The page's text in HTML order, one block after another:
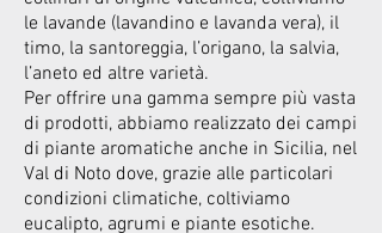
le lavande (lavandino e lavanda vera), il
timo, la santoreggia, l’origano, la salvia,
l’aneto ed altre varietà.
Per offrire una gamma sempre più vasta
di prodotti, abbiamo realizzato dei campi
di piante aromatiche anche in Sicilia, nel
Val di Noto dove, grazie alle particolari
condizioni climatiche, coltiviamo
eucalipto, agrumi e piante esotiche.